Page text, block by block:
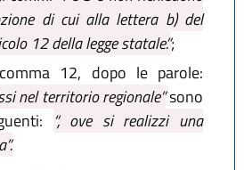
di cui alla lettera b) del
12 della legge statale.”;
12, dopo le parole:
nel territorio regionale”sono
“, ove si realizzi una